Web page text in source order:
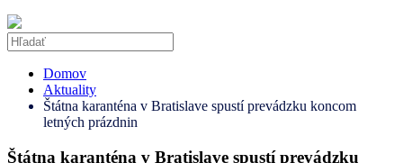
Domov
Aktuality
Štátna karanténa v Bratislave spustí prevádzku koncom
letných prázdnin
Štátna karanténa v Bratislave spustí prevádzku